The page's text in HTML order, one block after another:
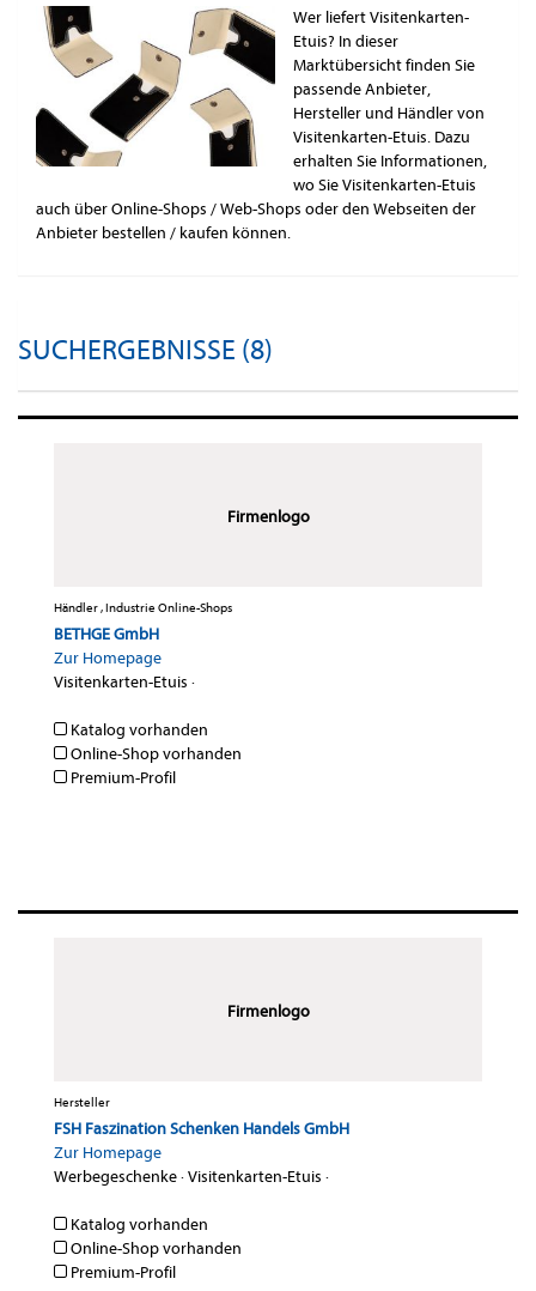
Wer liefert Visitenkarten-
Etuis? In dieser
Marktübersicht finden Sie
passende Anbieter,
Hersteller und Händler von
Visitenkarten-Etuis. Dazu
erhalten Sie Informationen,
wo Sie Visitenkarten-Etuis
auch über Online-Shops / Web-Shops oder den Webseiten der
Anbieter bestellen / kaufen können.
SUCHERGEBNISSE (8)
Firmenlogo
Händler , Industrie Online-Shops
BETHGE GmbH
Zur Homepage
Visitenkarten-Etuis ·
Katalog vorhanden
Online-Shop vorhanden
Premium-Profil
Firmenlogo
Hersteller
FSH Faszination Schenken Handels GmbH
Zur Homepage
Werbegeschenke·Visitenkarten-Etuis ·
Katalog vorhanden
Online-Shop vorhanden
Premium-Profil